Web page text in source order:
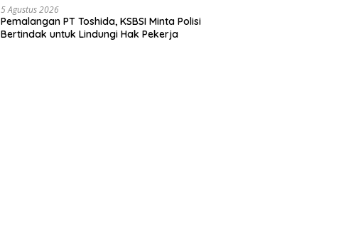
5 Agustus 2026
Pemalangan PT Toshida, KSBSI Minta Polisi
Bertindak untuk Lindungi Hak Pekerja